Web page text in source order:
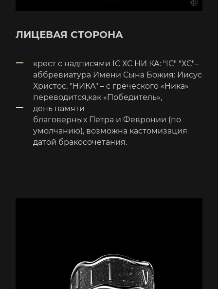
ЛИЦЕВАЯ СТОРОНА
крест с надписями IС ХС НИ КА: "IС" "ХС"–
аббревиатура Имени Сына Божия: Иисус
Христос, "НИКА" – с греческого «Ника»
переводится,как «Победитель»,
день памяти
благоверных Петра и Февронии (по
умолчанию), возможна кастомизация
датой бракосочетания.